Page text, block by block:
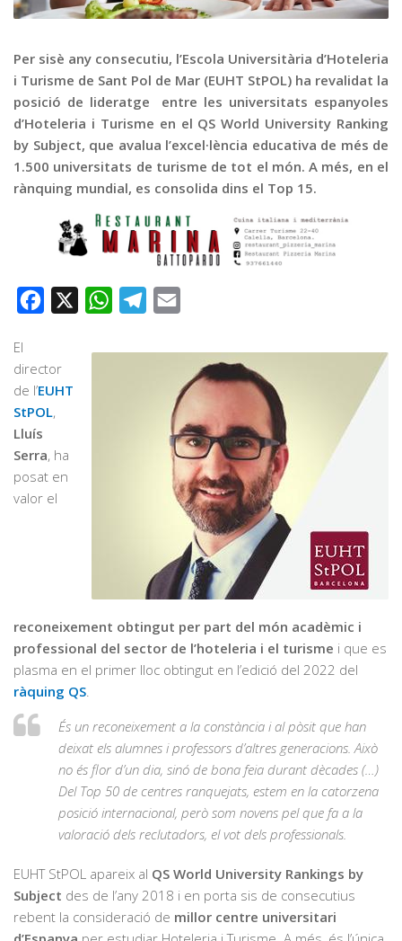
Contacte
Per sisè any consecutiu, l’Escola Universitària d’Hoteleria
i Turisme de Sant Pol de Mar (EUHT StPOL) ha revalidat la
posició de lideratge entre les universitats espanyoles
d’Hoteleria i Turisme en el QS World University Ranking
by Subject, que avalua l’excel·lència educativa de més de
1.500 universitats de turisme de tot el món. A més, en el
rànquing mundial, es consolida dins el Top 15.
Facebook WhatsAppTelegram
El
director
de l’EUHT
StPOL,
Lluís
Serra, ha
posat en
valor el
reconeixement obtingut per part del món acadèmic i
professional del sector de l’hoteleria i el turisme i que es
plasma en el primer lloc obtingut en l’edició del 2022 del
ràquing QS
És un reconeixement a la constància i al pòsit que han
deixat els alumnes i professors d’altres generacions. Això
no és flor d’un dia, sinó de bona feia durant dècades (…)
Del Top 50 de centres ranquejats, estem en la catorzena
posició internacional, però som novens pel que fa a la
valoració dels reclutadors, el vot dels professionals.
EUHT StPOL apareix al QS World University Rankings by
Subject des de l’any 2018 i en porta sis de consecutius
rebent la consideració de millor centre universitari